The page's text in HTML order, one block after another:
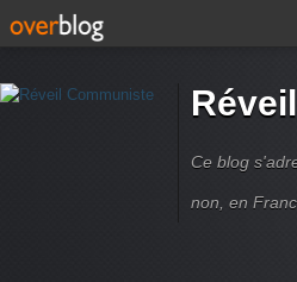
Ce blog
non, en